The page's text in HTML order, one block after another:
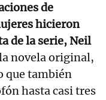
de
hicieron
de la serie, Neil
novela original,
que también
hasta casi tres